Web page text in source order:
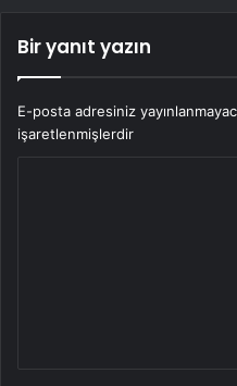
Bir yanıt yazın
E-posta adresiniz
işaretlenmişlerdir